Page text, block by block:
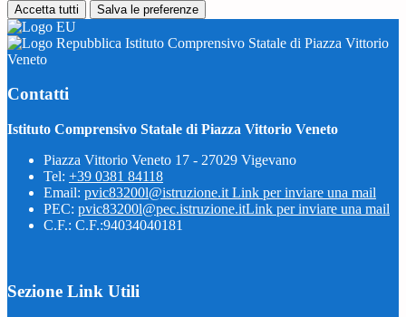
Accetta tutti Salva le preferenze
Istituto Comprensivo Statale di Piazza Vittorio
Veneto
Contatti
Istituto Comprensivo Statale di Piazza Vittorio Veneto
Piazza Vittorio Veneto 17 - 27029 Vigevano
Tel: +39 0381 84118
Email: pvic83200l@istruzione.it Link per inviare una mail
PEC: pvic83200l@pec.istruzione.itLink per inviare una mail
C.F.: C.F.:94034040181
Sezione Link Utili